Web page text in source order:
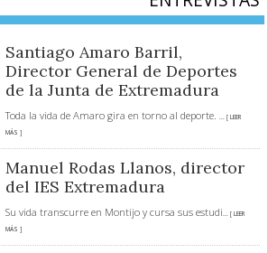
Santiago Amaro Barril,
Director General de Deportes
de la Junta de Extremadura
Toda la vida de Amaro gira en torno al deporte. ... [ LEER
MÁS ]
Manuel Rodas Llanos, director
del IES Extremadura
Su vida transcurre en Montijo y cursa sus estudi... [ LEER
MÁS ]